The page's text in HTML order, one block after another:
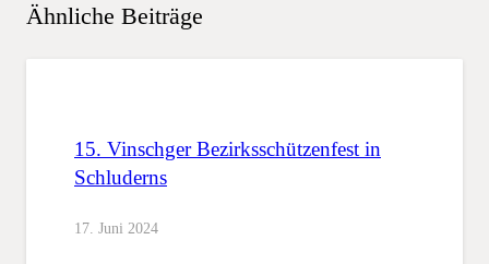
Ähnliche Beiträge
15. Vinschger Bezirksschützenfest in
Schluderns
17. Juni 2024